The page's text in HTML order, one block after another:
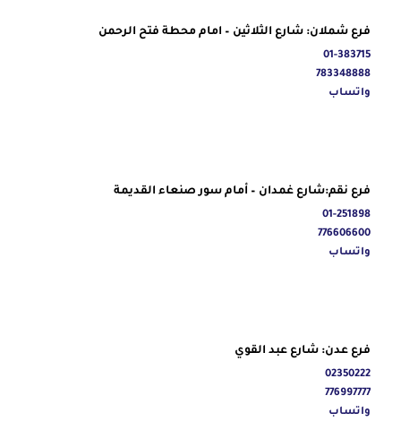
فرع شملان: شارع الثلاثين – امام محطة فتح الرحمن
01-383715
783348888
واتساب
فرع نقم:شارع غمدان – أمام سور صنعاء القديمة
01-251898
776606600
واتساب
فرع عدن: شارع عبد القوي
02350222
776997777
واتساب